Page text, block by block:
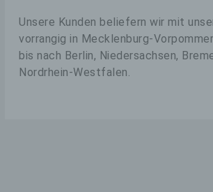
Unsere Kunden beliefern wir mit
vorrangig in Mecklenburg-
bis nach Berlin, Niedersachsen,
Nordrhein-Westfalen.